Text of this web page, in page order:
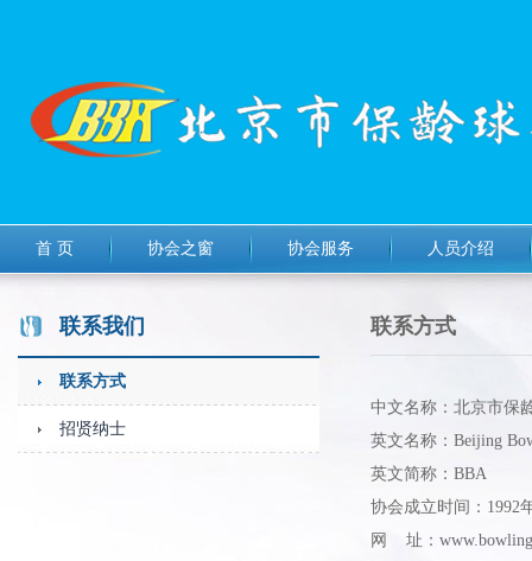
首 页 协会之窗 协会服务 人员介绍
联系我们
联系方式
招贤纳士
联系方式
中文名称：北京市保
英文名称：Beijing
英文简称：BBA
协会成立时间：1992
网 址：